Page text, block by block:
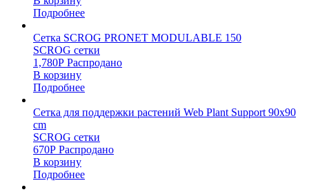
Подробнее
Сетка SCROG PRONET MODULABLE 150
SCROG сетки
1,780Р Распродано
В корзину
Подробнее
Сетка для поддержки растений Web Plant Support 90х90
cm
SCROG сетки
670Р Распродано
В корзину
Подробнее